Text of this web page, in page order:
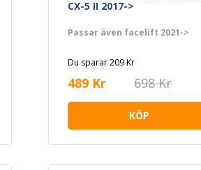
CX-5 II 2017->
Passar även facelift 2021->
Du sparar 209 Kr
489 Kr 698 Kr
KÖP